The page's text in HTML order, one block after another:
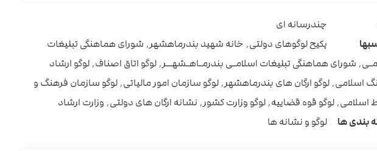
چندرسانه ای
پکیح لوگوهای دولتی, خانه شهید بندرماهشهر, شورای هماهنگی تبلیغات
, شورای هماهنگی تبلیغات اسلامـی بندرمـاهـشهــر,لوگو اتاق اصناف,لوگو ارشاد
اسلامی,لوگو ارگان های بندرماهشهر,لوگو سازمان امور مالیاتی,لوگو سازمان فرهنگ و
اسلامی,لوگو قوه قضاییه,لوگو وزارت کشور, نشانه ارگان های دولتی, وزارت ارشاد
بندی ها لوگو و نشانه ها